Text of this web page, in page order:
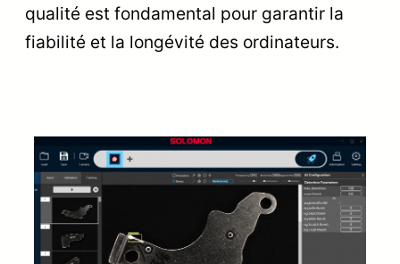
qualité est fondamental pour garantir la
fiabilité et la longévité des ordinateurs.